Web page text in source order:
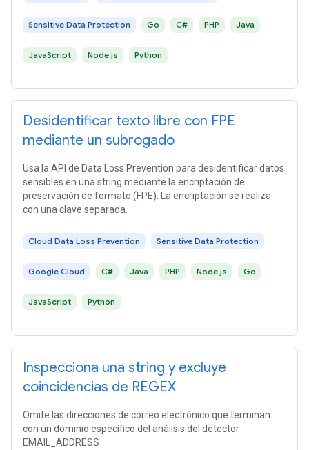
Sensitive Data Protection Go C# PHP Java
JavaScript Node.js Python
Desidentificar texto libre con FPE
mediante un subrogado
Usa la API de Data Loss Prevention para desidentificar datos
sensibles en una string mediante la encriptación de
preservación de formato (FPE). La encriptación se realiza
con una clave separada.
Cloud Data Loss Prevention Sensitive Data Protection
Google Cloud C# Java PHP Node.js Go
JavaScript Python
Inspecciona una string y excluye
coincidencias de REGEX
Omite las direcciones de correo electrónico que terminan
con un dominio específico del análisis del detector
EMAIL_ADDRESS